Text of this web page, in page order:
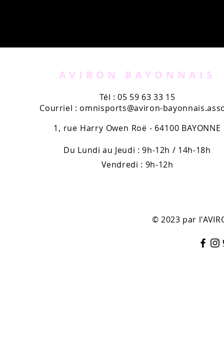
AVIRON BAYONNAIS
Tél : 05 59 63 33 15
Courriel : omnisports@aviron-
1, rue Harry Owen Roë - 64100 BAYONNE
Du Lundi au Jeudi : 9h-12h / 14h-18h
Vendredi : 9h-12h
© 2023 par